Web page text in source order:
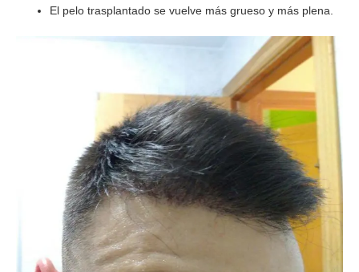
El pelo trasplantado se vuelve más grueso y más plena.